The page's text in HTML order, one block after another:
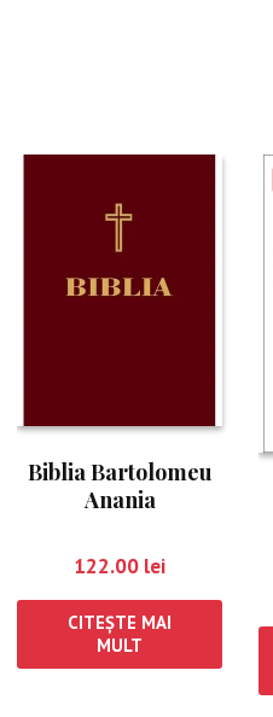
Biblia Bartolomeu
Anania
122.00 lei
CITEȘTE MAI
MULT